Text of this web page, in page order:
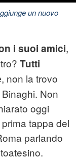
un nuovo
i suoi amici,
Tutti
, non la trovo
Non
oggi
tappa del
parlando